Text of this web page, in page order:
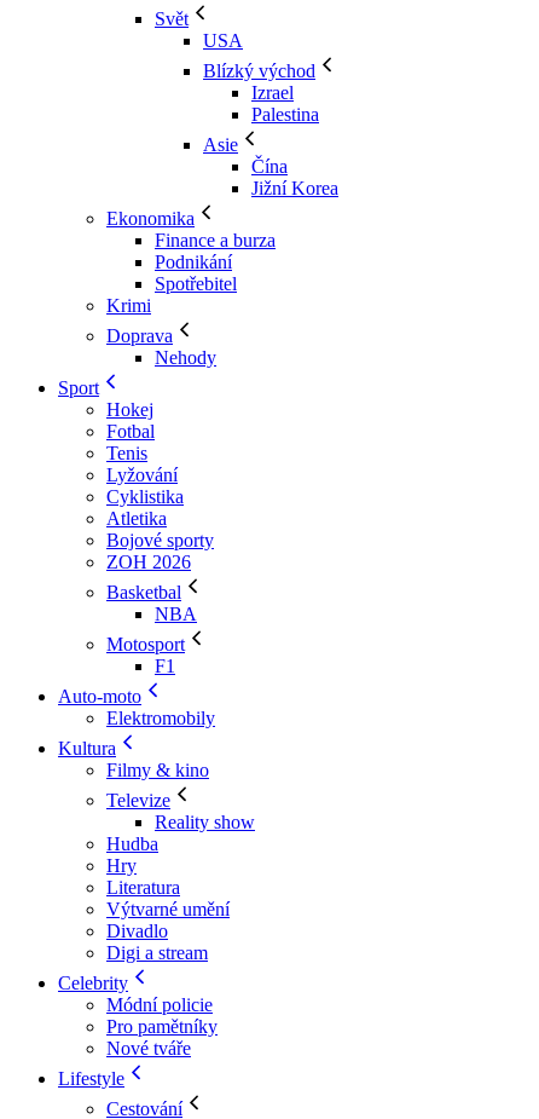
Svět
USA
Blízký východ
Izrael
Palestina
Asie
Čína
Jižní Korea
Ekonomika
Finance a burza
Podnikání
Spotřebitel
Krimi
Doprava
Nehody
Sport
Hokej
Fotbal
Tenis
Lyžování
Cyklistika
Atletika
Bojové sporty
ZOH 2026
Basketbal
NBA
Motosport
F1
Auto-moto
Elektromobily
Kultura
Filmy & kino
Televize
Reality show
Hudba
Hry
Literatura
Výtvarné umění
Divadlo
Digi a stream
Celebrity
Módní policie
Pro pamětníky
Nové tváře
Lifestyle
Cestování